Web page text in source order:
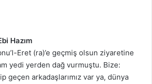
Hazım
Eret (ra)’e geçmiş olsun ziyaretine
yedi yerden dağ vurmuştu. Bize:
geçen arkadaşlarımız var ya, dünya